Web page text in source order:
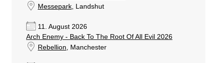
Messepark, Landshut
11. August 2026
Arch Enemy - Back To The Root Of All Evil 2026
Rebellion , Manchester